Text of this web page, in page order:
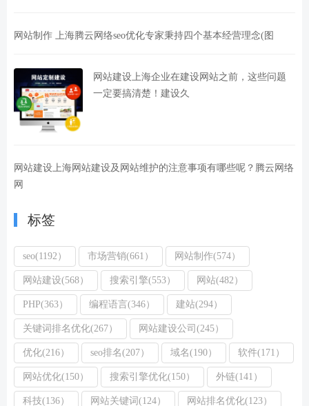
网站制作 上海腾云网络seo优化专家秉持四个基本经营理念(图
网站建设上海企业在建设网站之前，这些问题
一定要搞清楚！建设久
网站建设上海网站建设及网站维护的注意事项有哪些呢？腾云网络
网
标签
seo(1192） 市场营销(661） 网站制作(574）
网站建设(568） 搜索引擎(553） 网站(482）
PHP(363） 编程语言(346） 建站(294）
关键词排名优化(267） 网站建设公司(245）
优化(216） seo排名(207） 域名(190） 软件(171）
网站优化(150） 搜索引擎优化(150） 外链(141）
科技(136） 网站关键词(124） 网站排名优化(123）